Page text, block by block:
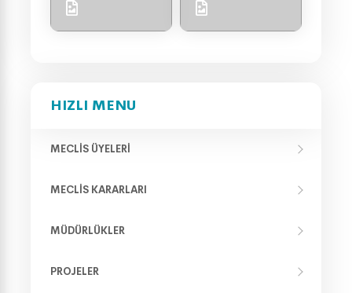
HIZLI MENU
MECLIS ÜYELERI
MECLIS KARARLARI
MÜDÜRLÜKLER
PROJELER